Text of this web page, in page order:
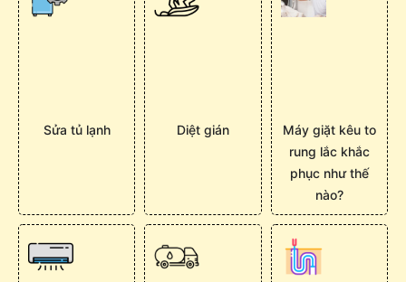
Sửa tủ lạnh Diệt gián
Máy giặt kêu to
rung lắc khắc
phục như thế
nào?